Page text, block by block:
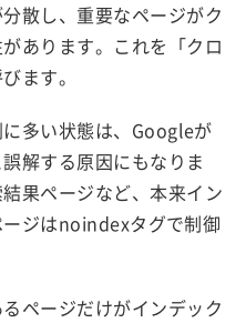
散し、重要なページがク
あります。これを「クロ
ます。
多い状態は、Googleが
解する原因にもなりま
果ページなど、本来イン
ジはnoindexタグで制御
ページだけがインデック